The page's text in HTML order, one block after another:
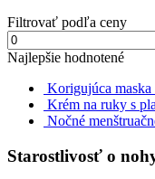
Filtrovať podľa ceny
Minimálna
cena
Najlepšie hodnotené
Korigujúca
Krém na ruky s
Nočné
Starostlivosť o